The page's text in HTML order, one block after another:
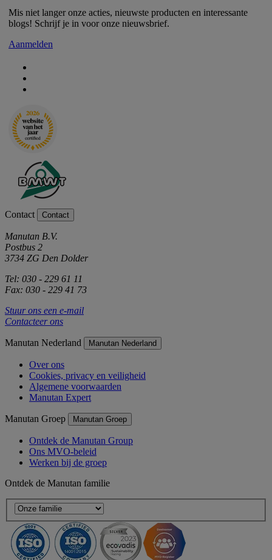
Mis niet langer onze acties, nieuwste producten en interessante
blogs! Schrijf je in voor onze nieuwsbrief.
Aanmelden
Contact Contact
Manutan B.V.
Postbus 2
3734 ZG Den Dolder
Tel: 030 - 229 61 11
Fax: 030 - 229 41 73
Stuur ons een e-mail
Contacteer ons
Manutan Nederland Manutan Nederland
Over ons
Cookies, privacy en veiligheid
Algemene voorwaarden
Manutan Expert
Manutan Groep Manutan Groep
Ontdek de Manutan Group
Ons MVO-beleid
Werken bij de groep
Ontdek de Manutan familie